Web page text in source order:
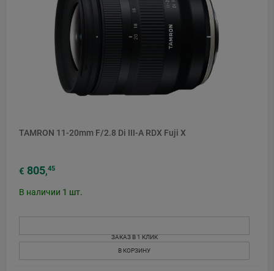
TAMRON 11-20mm F/2.8 Di III-A RDX Fuji X
€ 805,45
В наличии 1 шт.
ЗАКАЗ В 1 КЛИК
В КОРЗИНУ